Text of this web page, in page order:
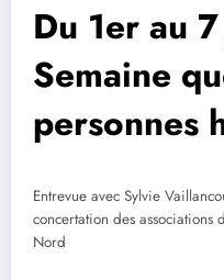
Du 1er au
Semaine
personnes
Entrevue avec Sylvie
concertation des associations
Nord